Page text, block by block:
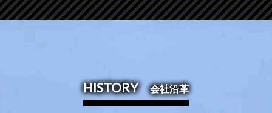
HISTORY 会社沿革